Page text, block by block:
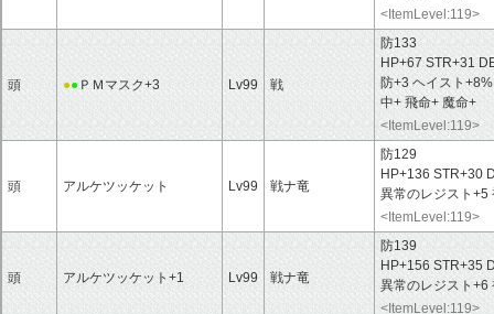
<ItemLevel:119>
頭 ●● ＰＭマスク+3 Lv99 戦
防133
HP+67 STR+31
防+3 ヘイスト
中+ 飛命+ 魔命+
<ItemLevel:119>
頭 アルケツッケット Lv99 戦ナ竜
防129
HP+136 STR+30
異常のレジスト+5
<ItemLevel:119>
頭 アルケツッケット+1 Lv99 戦ナ竜
防139
HP+156 STR+35
異常のレジスト+6
<ItemLevel:119>